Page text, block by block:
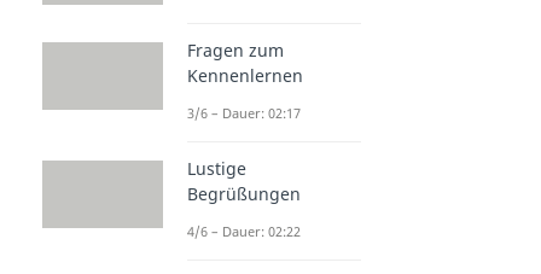
Fragen zum
Kennenlernen
3/6 – Dauer: 02:17
Lustige
Begrüßungen
4/6 – Dauer: 02:22